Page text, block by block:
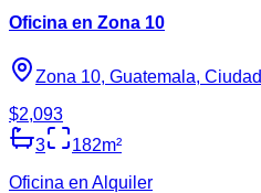
Oficina en Zona 10
Zona 10, Guatemala, Ciudad
$2,093
3
182m²
Oficina en Alquiler